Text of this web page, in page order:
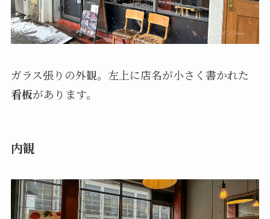
ガラス張りの外観。左上に店名が小さく書かれた
看板があります。
内観